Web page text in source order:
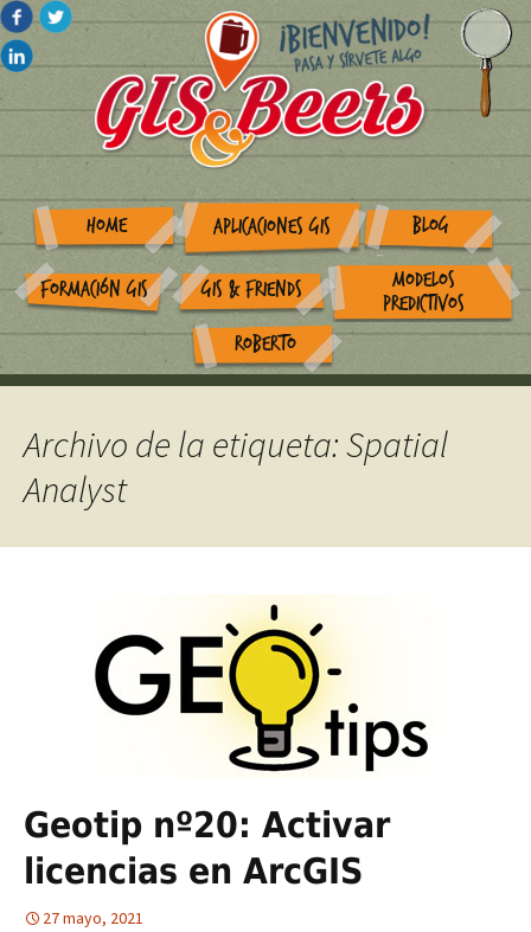
HOME APLICACIONES GIS BLOG
FORMACIÓN GIS GIS & FRIENDS
MODELOS
PREDICTIVOS
ROBERTO
Archivo de la etiqueta: Spatial
Analyst
Geotip nº20: Activar
licencias en ArcGIS
27 mayo, 2021